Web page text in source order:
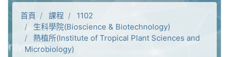
首頁 課程
1102
生科學院(Bioscience & Biotechnology)
熱植所(Institute of Tropical Plant Sciences and
Microbiology)